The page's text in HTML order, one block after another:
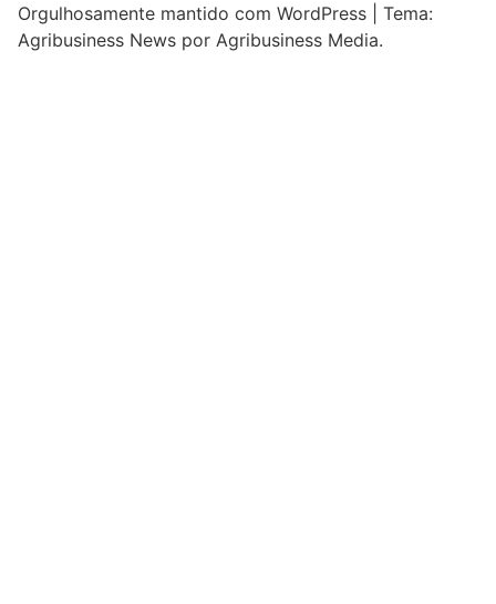
Orgulhosamente mantido com WordPress
Tema:
Agribusiness News por Agribusiness Media.